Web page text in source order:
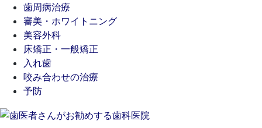
歯周病治療
審美・ホワイトニング
美容外科
床矯正・一般矯正
入れ歯
咬み合わせの治療
予防